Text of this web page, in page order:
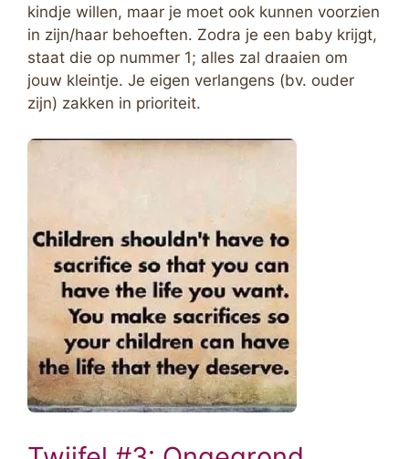
kindje willen, maar je moet ook kunnen voorzien
in zijn/haar behoeften. Zodra je een baby krijgt,
staat die op nummer 1; alles zal draaien om
jouw kleintje. Je eigen verlangens (bv. ouder
zijn) zakken in prioriteit.